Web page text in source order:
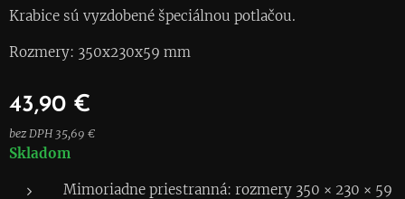
Krabice sú vyzdobené špeciálnou potlačou.
Rozmery: 350x230x59 mm
43,90 €
bez DPH 35,69 €
Skladom
Mimoriadne priestranná: rozmery 350 × 230 × 59